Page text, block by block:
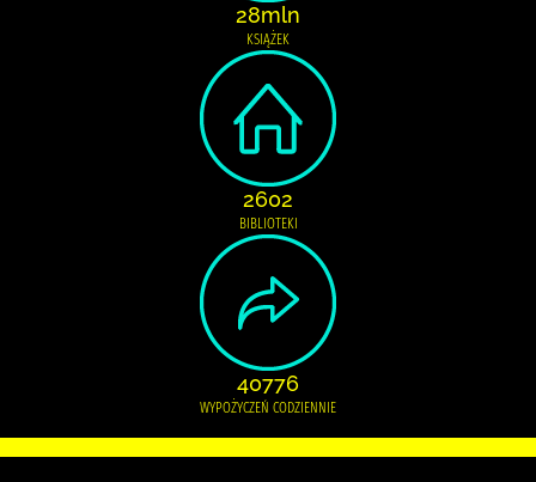
28mln
KSIĄŻEK
2602
BIBLIOTEKI
40776
WYPOŻYCZEŃ CODZIENNIE